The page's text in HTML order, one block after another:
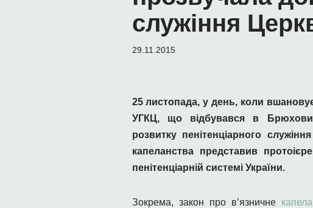
служіння
29.11.2015
25 листопада, у день, коли
УГКЦ, що відбувався в
розвитку пенітенціарного
капеланства представив
пенітенціарній системі України.
Зокрема, закон про в’язничне